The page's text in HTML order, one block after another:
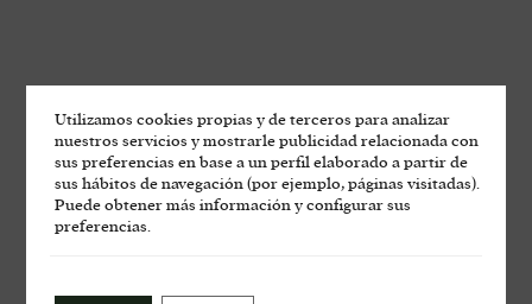
Utilizamos cookies propias y de terceros para analizar
nuestros servicios y mostrarle publicidad relacionada con
sus preferencias en base a un perfil elaborado a partir de
sus hábitos de navegación (por ejemplo, páginas visitadas).
Puede obtener más información y configurar sus
preferencias.